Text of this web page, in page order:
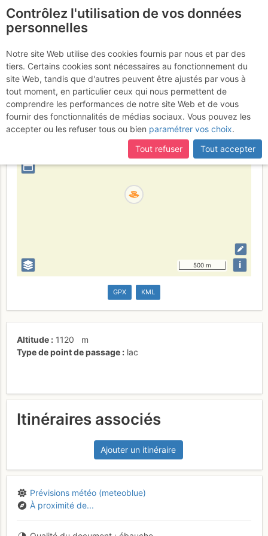
Feldsee
Allemagne
+
–
500 m i
GPX KML
Altitude 1120
m
Type de point de passage
lac
Itinéraires associés
Ajouter un itinéraire
Prévisions météo (meteoblue)
À proximité de...
Contrôlez l'utilisation de vos données
personnelles
Notre site Web utilise des cookies fournis par nous et par des
tiers. Certains cookies sont nécessaires au fonctionnement du
site Web, tandis que d'autres peuvent être ajustés par vous à
tout moment, en particulier ceux qui nous permettent de
comprendre les performances de notre site Web et de vous
fournir des fonctionnalités de médias sociaux. Vous pouvez les
accepter ou les refuser tous ou bien paramétrer vos choix.
Tout refuser
Tout accepter